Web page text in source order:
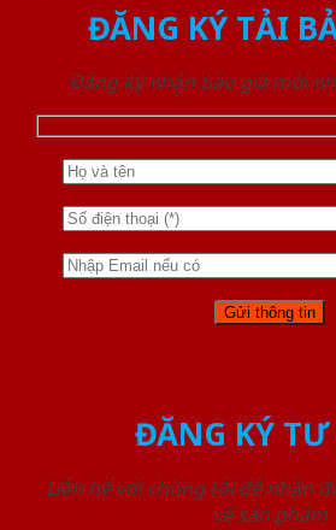
ĐĂNG KÝ TẢI
Đăng ký nhận báo giá mới
ĐĂNG KÝ
Liên hệ với chúng tôi để nhận
về sản phẩm